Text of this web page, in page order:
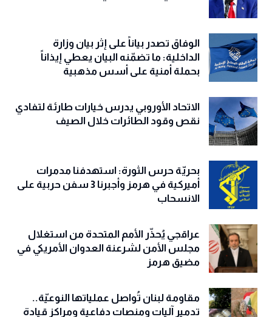
الوفاق تصدر بياناً على إثر بيان وزارة
الداخلية: ما تضمّنه البيان يعطي إيذاناً
بحملة أمنية على أسس مذهبية
الاتحاد الأوروبي يدرس خيارات طارئة لتفادي
نقص وقود الطائرات خلال الصيف
بحريّة حرس الثورة: استهدفنا مدمرات
أميركية في هرمز وأجبرنا 3 سفن حربية على
الانسحاب
عراقجي يُحذّر الأمم المتحدة من استغلال
مجلس الأمن لشرعنة العدوان الأمريكي في
مضيق هرمز
مقاومة لبنان تُواصل عملياتها النوعيّة..
تدمير آليات ومنصات دفاعية ومراكز قيادة